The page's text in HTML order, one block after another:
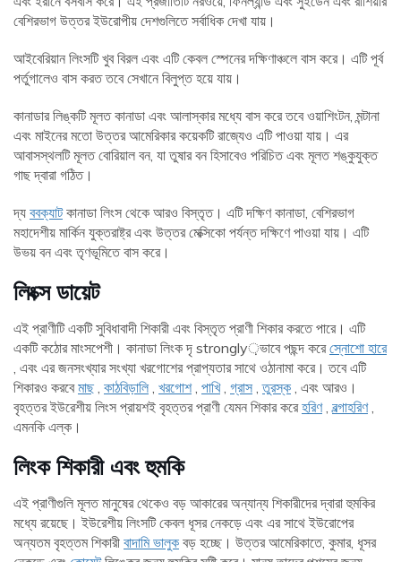
বেশিরভাগ উত্তর ইউরোপীয় দেশগুলিতে সর্বাধিক দেখা যায়।
আইবেরিয়ান লিংসটি খুব বিরল এবং এটি কেবল স্পেনের দক্ষিণাঞ্চলে বাস করে। এটি পূর্ব
পর্তুগালেও বাস করত তবে সেখানে বিলুপ্ত হয়ে যায়।
কানাডার লিঙ্কটি মূলত কানাডা এবং আলাস্কার মধ্যে বাস করে তবে ওয়াশিংটন, মন্টানা
এবং মাইনের মতো উত্তর আমেরিকার কয়েকটি রাজ্যেও এটি পাওয়া যায়। এর
আবাসস্থলটি মূলত বোরিয়াল বন, যা তুষার বন হিসাবেও পরিচিত এবং মূলত শঙ্কুযুক্ত
গাছ দ্বারা গঠিত।
দ্য ববক্যাটকানাডা লিংস থেকে আরও বিস্তৃত। এটি দক্ষিণ কানাডা, বেশিরভাগ
মহাদেশীয় মার্কিন যুক্তরাষ্ট্র এবং উত্তর মেক্সিকো পর্যন্ত দক্ষিণে পাওয়া যায়। এটি
উভয় বন এবং তৃণভূমিতে বাস করে।
লিংক্স ডায়েট
এই প্রাণীটি একটি সুবিধাবাদী শিকারী এবং বিস্তৃত প্রাণী শিকার করতে পারে। এটি
একটি কঠোর মাংসপেশী। কানাডা লিংক দৃ strongly়ভাবে পছন্দ করেস্নোশো হারে
, এবং এর জনসংখ্যার সংখ্যা খরগোশের প্রাপ্যতার সাথে ওঠানামা করে। তবে এটি
শিকারও করবেমাছ, কাঠবিড়ালি , খরগোশ, পাখি, গ্রাস ,তুরস্ক , এবং আরও।
বৃহত্তর ইউরেশীয় লিংস প্রায়শই বৃহত্তর প্রাণী যেমন শিকার করেহরিণ,বল্গাহরিণ,
এমনকি এল্ক।
লিংক শিকারী এবং হুমকি
এই প্রাণীগুলি মূলত মানুষের থেকেও বড় আকারের অন্যান্য শিকারীদের দ্বারা হুমকির
মধ্যে রয়েছে। ইউরেশীয় লিংসটি কেবল ধূসর নেকড়ে এবং এর সাথে ইউরোপের
অন্যতম বৃহত্তম শিকারী বাদামি ভালুক বড় হচ্ছে। উত্তর আমেরিকাতে, কুমার, ধূসর